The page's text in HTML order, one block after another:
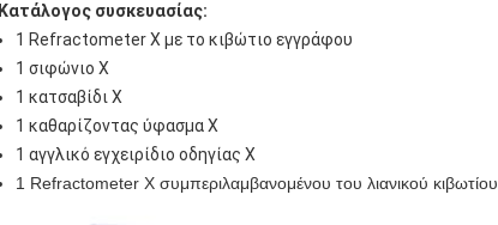
Κατάλογος συσκευασίας:
1 Refractometer Χ με το κιβώτιο εγγράφου
1 σιφώνιο Χ
1 κατσαβίδι Χ
1 καθαρίζοντας ύφασμα Χ
1 αγγλικό εγχειρίδιο οδηγίας Χ
1 Refractometer Χ συμπεριλαμβανομένου του λιανικού κιβωτίου